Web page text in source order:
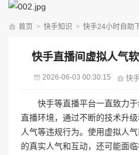
首页 > 快手知识 > 快手24小时自助
快手直播间虚拟人气
2026-06-03 00:30:15 快
快手等直播平台一直致力
直播环境，通过不断的技术升
人气等违规行为。使用虚拟人
的真实人气和互动，还可能面